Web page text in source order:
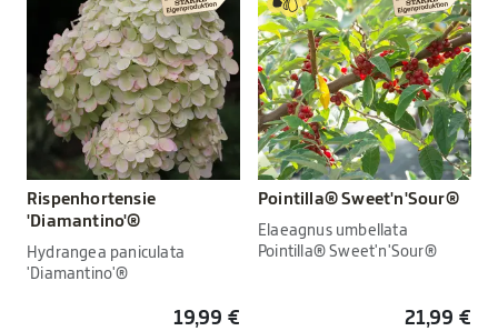
Rispenhortensie
'Diamantino'®
Hydrangea paniculata
'Diamantino'®
19,99 €
Pointilla® Sweet'n'Sour®
Elaeagnus umbellata
Pointilla® Sweet'n'Sour®
21,99 €